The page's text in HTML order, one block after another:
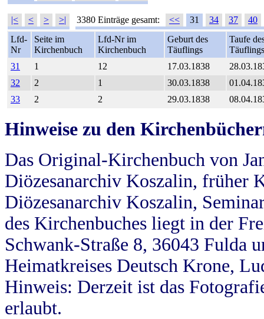
|< < > >| 3380 Einträge gesamt: << 31 34 37
40
Lfd-
Nr
Seite im
Kirchenbuch
Lfd-Nr im
Kirchenbuch
Geburt des
Täuflings
Taufe
Täuflings
31
1 12 17.03.1838
32
2 1 30.03.1838
33
2 2 29.03.1838
Hinweise zu den
Das Original-Kirchenbuch von
Diözesanarchiv Koszalin, früher
Diözesanarchiv Koszalin,
des Kirchenbuches liegt in der
Schwank-Straße 8, 36043 Fulda
Heimatkreises Deutsch Krone,
Hinweis: Derzeit ist das
erlaubt.